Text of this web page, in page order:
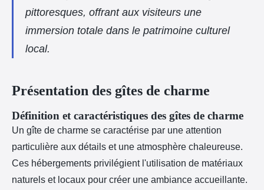
pittoresques, offrant aux visiteurs une
immersion totale dans le patrimoine culturel
local.
Présentation des gîtes de charme
Définition et caractéristiques des gîtes de charme
Un gîte de charme se caractérise par une attention
particulière aux détails et une atmosphère chaleureuse.
Ces hébergements privilégient l'utilisation de matériaux
naturels et locaux pour créer une ambiance accueillante.